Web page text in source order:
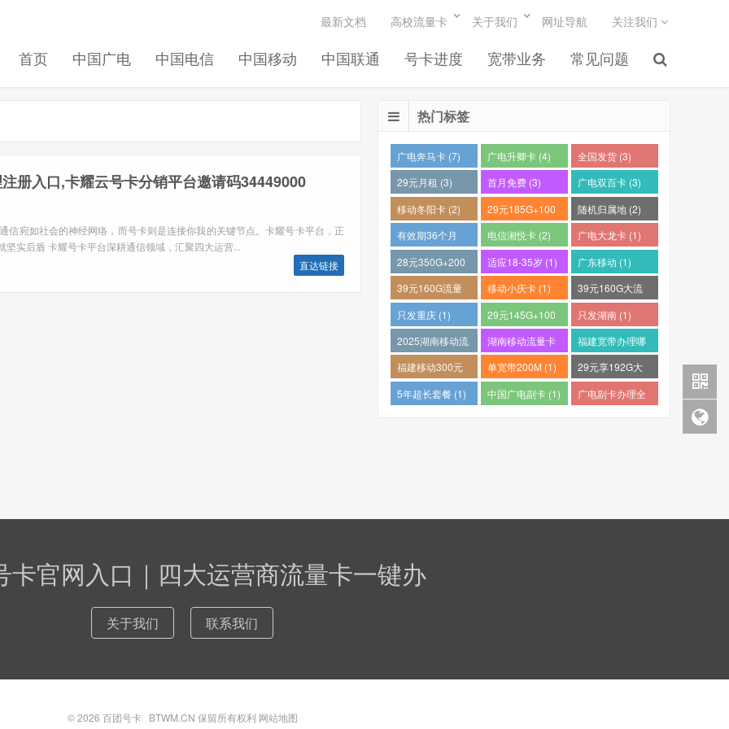
首页 中国广电 中国电信 中国移动 中国联通 号卡进度 宽带业务 常见问题
最新文档 高校流量卡 关于我们 网址导航 关注我们
册入口,卡耀云号卡分销平台邀请码34449000
宛如社会的神经网络，而号卡则是连接你我的关键节点。卡耀号卡平台，正
实后盾 卡耀号卡平台深耕通信领域，汇聚四大运营...
直达链接
热门标签
广电奔马卡 (7) 广电升卿卡 (4)
全国发货 (3)
29元月租 (3)
首月免费 (3)
广电双百卡 (3)
移动冬阳卡 (2)
29元185G+100
分钟 (2)
随机归属地 (2)
有效期36个月
(2)
电信湘悦卡 (2)
广电大龙卡 (1)
28元350G+200
分钟 (1)
适应18-35岁 (1)
广东移动 (1)
39元160G流量
卡 (1)
移动小庆卡 (1)
39元160G大流
量电话卡 (1)
只发重庆 (1)
29元145G+100
分钟 (1)
只发湖南 (1)
2025湖南移动流
量卡哪个好 (1)
湖南移动流量卡
推荐 (1)
福建宽带办理哪
个最便宜 (1)
福建移动300元
包1年 (1)
单宽带200M (1)
29元享192G大
流量 (1)
5年超长套餐 (1) 中国广电副卡 (1)
广电副卡办理全
卡官网入口｜四大运营商流量卡一键办
关于我们 联系我们
© 2026 百团号卡BTWM.CN 保留所有权利 网站地图